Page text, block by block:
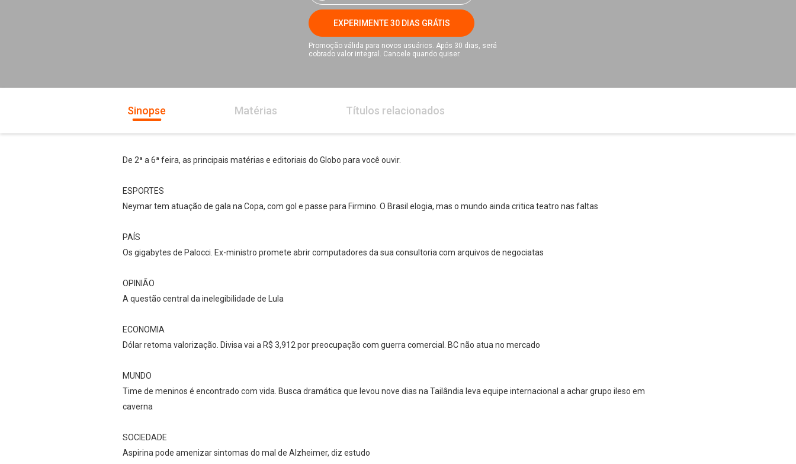
EXPERIMENTE 30 DIAS GRÁTIS
Promoção válida para novos usuários. Após 30 dias, será
cobrado valor integral. Cancele quando quiser.
Sinopse Matérias Títulos relacionados
De 2ª a 6ª feira, as principais matérias e editoriais do Globo para você ouvir.
ESPORTES
Neymar tem atuação de gala na Copa, com gol e passe para Firmino. O Brasil elogia, mas o mundo ainda critica teatro nas faltas
PAÍS
Os gigabytes de Palocci. Ex-ministro promete abrir computadores da sua consultoria com arquivos de negociatas
OPINIÃO
A questão central da inelegibilidade de Lula
ECONOMIA
Dólar retoma valorização. Divisa vai a R$ 3,912 por preocupação com guerra comercial. BC não atua no mercado
MUNDO
Time de meninos é encontrado com vida. Busca dramática que levou nove dias na Tailândia leva equipe internacional a achar grupo ileso em
caverna
SOCIEDADE
Aspirina pode amenizar sintomas do mal de Alzheimer, diz estudo